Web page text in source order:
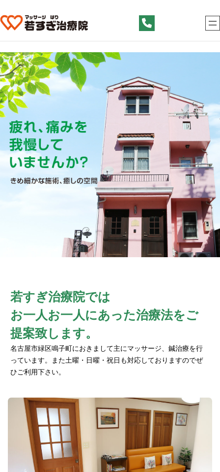
容
を
ス
キ
ッ
プ
若すぎ治療院では
お一人お一人にあった治療法をご
提案致します。
名古屋市緑区鳴子町におきまして主にマッサージ、鍼治療を行
っています。また土曜・日曜・祝日も対応しておりますのでぜ
ひご利用下さい。